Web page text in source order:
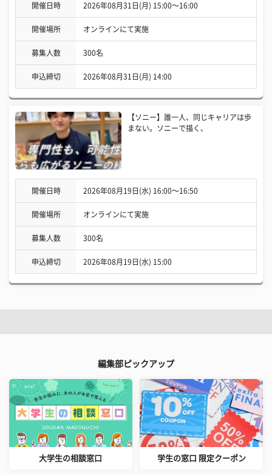
開催日時 2026年08月31日(月) 15:00〜16:00
開催場所 オンラインにて実施
募集人数 300名
申込締切 2026年08月31日(月) 14:00
【ソニー】誰一人、同じキャリアは歩
まない。ソニーで描く、
開催日時 2026年08月19日(水) 16:00〜16:50
開催場所 オンラインにて実施
募集人数 300名
申込締切 2026年08月19日(水) 15:00
編集部ピックアップ
大学生の相談窓口 学生の窓口 限定クーポン